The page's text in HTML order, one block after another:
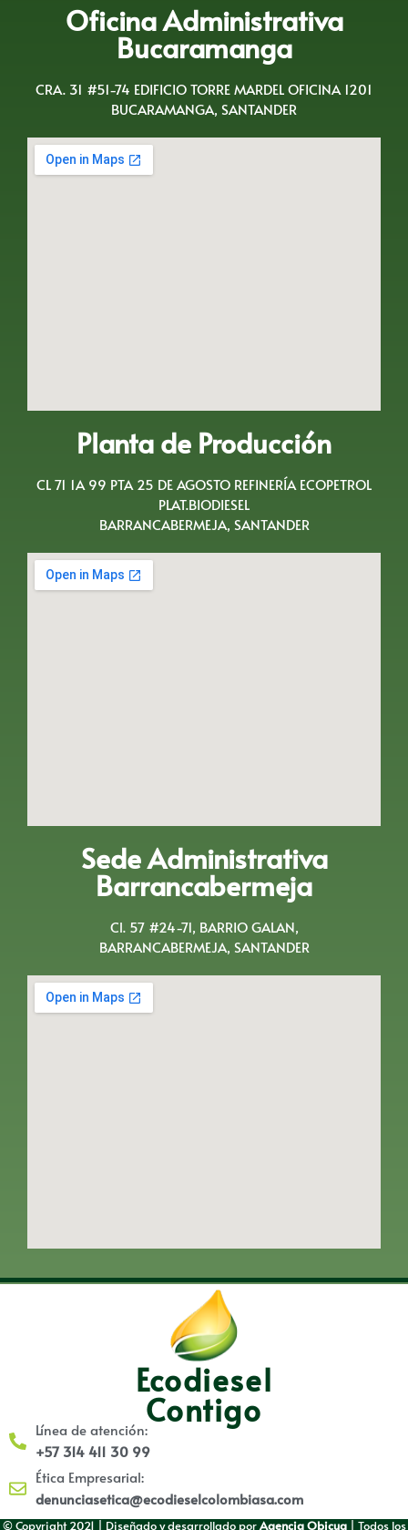
Oficina Administrativa
Bucaramanga
CRA. 31 #51-74 EDIFICIO TORRE MARDEL OFICINA 1201
BUCARAMANGA, SANTANDER
Planta de Producción
CL 71 1A 99 PTA 25 DE AGOSTO REFINERÍA ECOPETROL
PLAT.BIODIESEL
BARRANCABERMEJA, SANTANDER
Sede Administrativa
Barrancabermeja
Cl. 57 #24-71, BARRIO GALAN,
BARRANCABERMEJA, SANTANDER
Ecodiesel
Contigo
Línea de atención:
+57 314 411 30 99
Ética Empresarial:
denunciasetica@ecodieselcolombiasa.com
© Copyright 2021 | Diseñado y desarrollado porAgencia Obicua| Todos los